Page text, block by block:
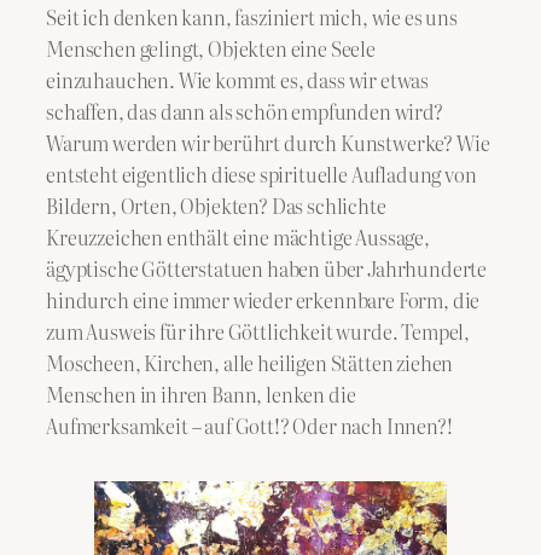
Seit ich denken kann, fasziniert mich, wie es uns
Menschen gelingt, Objekten eine Seele
einzuhauchen. Wie kommt es, dass wir etwas
schaffen, das dann als schön empfunden wird?
Warum werden wir berührt durch Kunstwerke? Wie
entsteht eigentlich diese spirituelle Aufladung von
Bildern, Orten, Objekten? Das schlichte
Kreuzzeichen enthält eine mächtige Aussage,
ägyptische Götterstatuen haben über Jahrhunderte
hindurch eine immer wieder erkennbare Form, die
zum Ausweis für ihre Göttlichkeit wurde. Tempel,
Moscheen, Kirchen, alle heiligen Stätten ziehen
Menschen in ihren Bann, lenken die
Aufmerksamkeit – auf Gott!? Oder nach Innen?!